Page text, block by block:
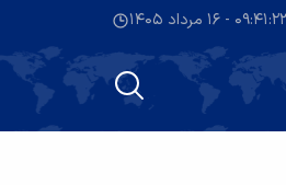
- ۱۶ مرداد ۱۴۰۵